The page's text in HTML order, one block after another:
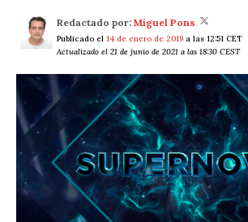
Redactado por: Miguel Pons
Publicado el 14 de enero de 2019 a las 12:51 CET
Actualizado el 21 de junio de 2021 a las 18:30 CEST